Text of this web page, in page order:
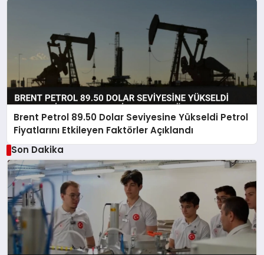
Brent Petrol 89.50 Dolar Seviyesine Yükseldi Petrol
Fiyatlarını Etkileyen Faktörler Açıklandı
Son Dakika